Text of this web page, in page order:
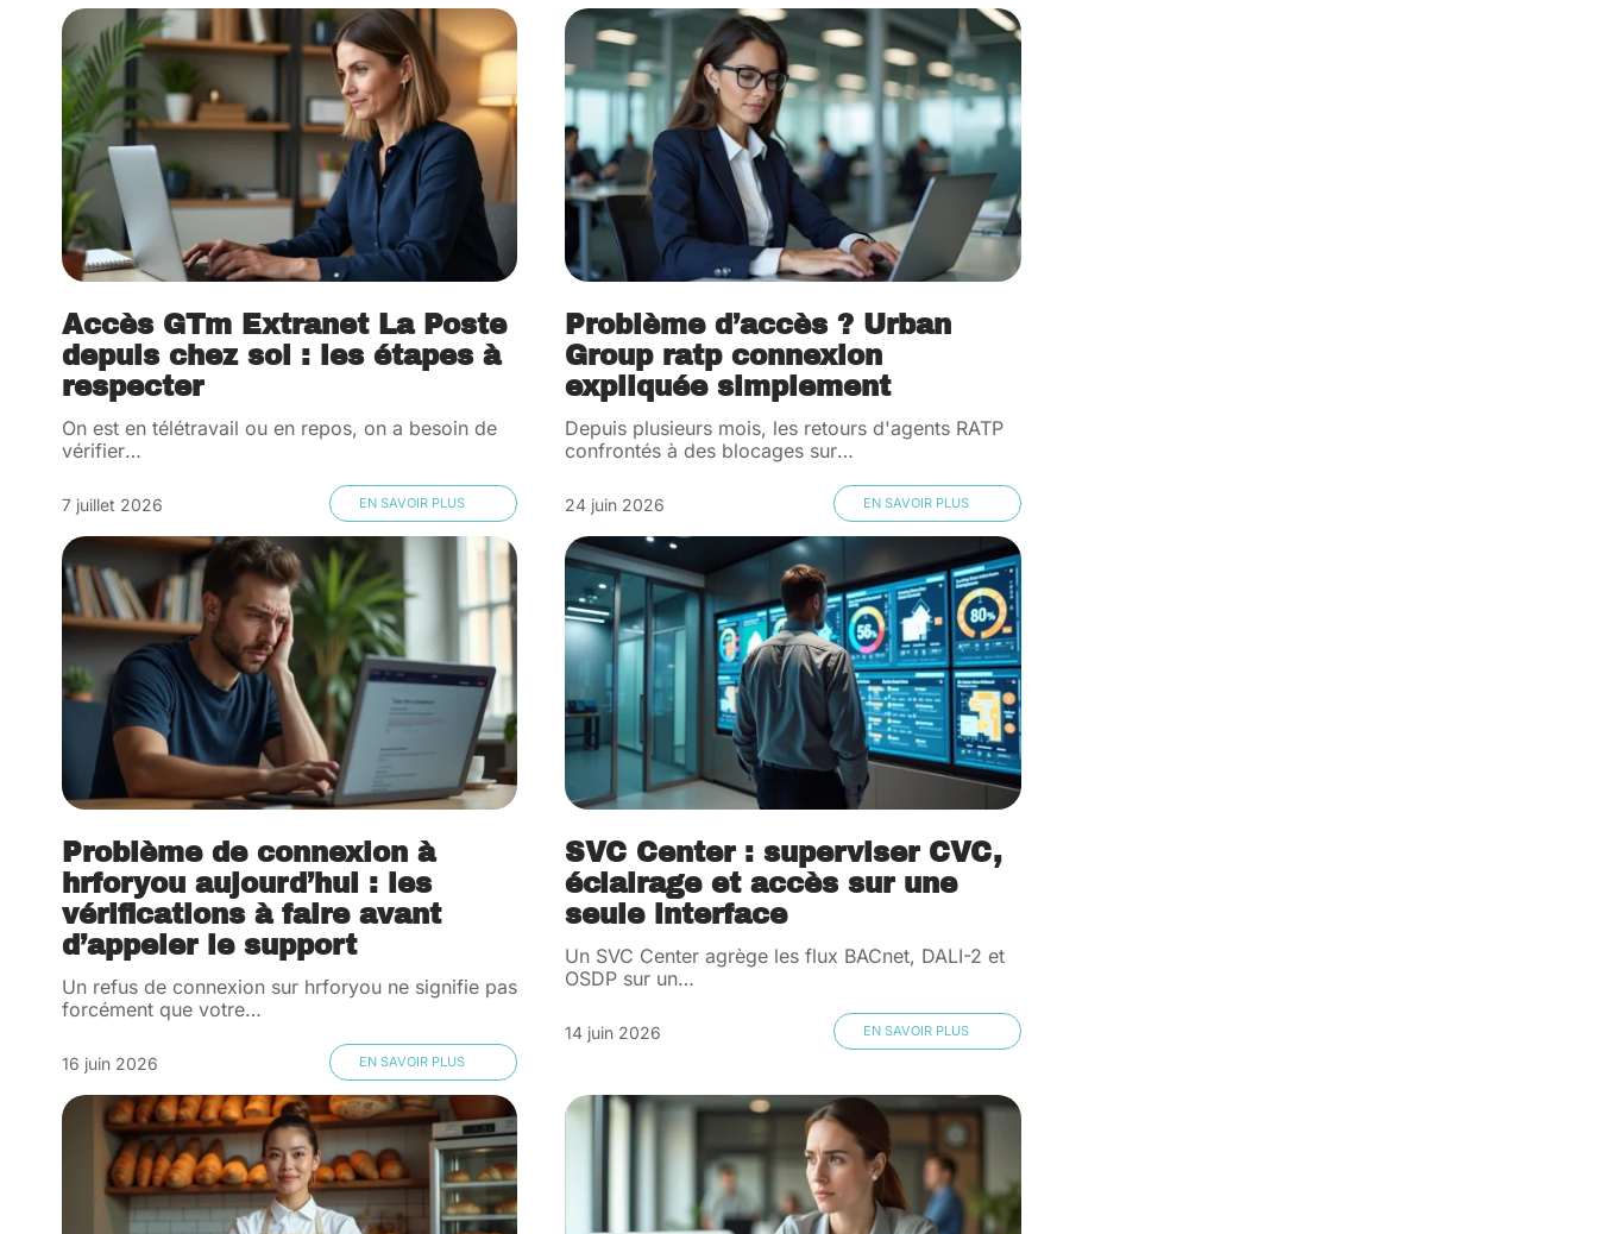
Accès GTm Extranet La Poste
depuis chez soi : les étapes à
respecter
On est en télétravail ou en repos, on a besoin de
vérifier…
7 juillet 2026 EN SAVOIR PLUS
Problème d’accès ? Urban
Group ratp connexion
expliquée simplement
Depuis plusieurs mois, les retours d'agents RATP
confrontés à des blocages sur…
24 juin 2026 EN SAVOIR PLUS
Problème de connexion à
hrforyou aujourd’hui : les
vérifications à faire avant
d’appeler le support
Un refus de connexion sur hrforyou ne signifie pas
forcément que votre…
16 juin 2026 EN SAVOIR PLUS
SVC Center : superviser CVC,
éclairage et accès sur une
seule interface
Un SVC Center agrège les flux BACnet, DALI-2 et
OSDP sur un…
14 juin 2026 EN SAVOIR PLUS